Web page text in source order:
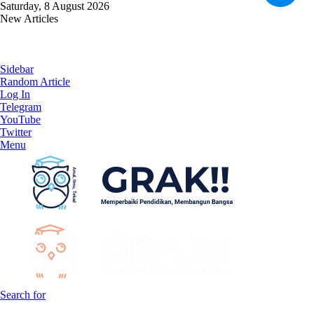
Saturday, 8 August 2026
New Articles
Sidebar
Random Article
Log In
Telegram
YouTube
Twitter
Menu
Search for